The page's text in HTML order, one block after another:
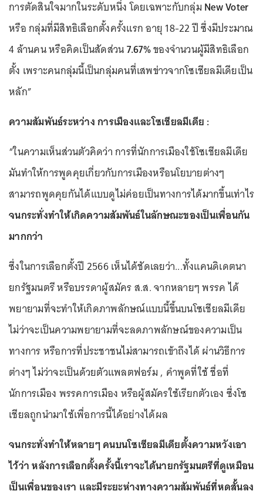
การตัดสินใจมากในระดับหนึ่ง โดยเฉพาะกับกลุ่ม New Voter
หรือ กลุ่มที่มีสิทธิเลือกตั้งครั้งแรก อายุ 18-22 ปี ซึ่งมีประมาณ
4 ล้านคน หรือคิดเป็นสัดส่วน7.67%ของจำนวนผู้มีสิทธิเลือก
ตั้ง เพราะคนกลุ่มนี้เป็นกลุ่มคนที่เสพข่าวจากโซเชียลมีเดียเป็น
หลัก”
ความสัมพันธ์ระหว่าง การเมืองและโซเชียลมีเดีย :
“ในความเห็นส่วนตัวคิดว่า การที่นักการเมืองใช้โซเชียลมีเดีย
มันทำให้การพูดคุยเกี่ยวกับการเมืองหรือนโยบายต่างๆ
สามารถพูดคุยกันได้แบบดูไม่ค่อยเป็นทางการได้มากขึ้นเท่าไร
จนกระทั่งทำให้เกิดความสัมพันธ์ในลักษณะของเป็นเพื่อนกัน
มากกว่า
ซึ่งในการเลือกตั้งปี 2566 เห็นได้ชัดเลยว่า...ทั้งแคนดิเดตนา
ยกรัฐมนตรี หรือบรรดาผู้สมัคร ส.ส. จากหลายๆ พรรค ได้
พยายามที่จะทำให้เกิดภาพลักษณ์แบบนี้ขึ้นบนโซเชียลมีเดีย
ไม่ว่าจะเป็นความพยายามที่จะลดภาพลักษณ์ของความเป็น
ทางการ หรือการที่ประชาชนไม่สามารถเข้าถึงได้ ผ่านวิธีการ
ต่างๆ ไม่ว่าจะเป็นด้วยตัวแพลตฟอร์ม , คำพูดที่ใช้ ชื่อที่
นักการเมือง พรรคการเมือง หรือผู้สมัครใช้เรียกตัวเอง ซึ่งโซ
เชียลถูกนำมาใช้เพื่อการนี้ได้อย่างได้ผล
จนกระทั่งทำให้หลายๆ คนบนโซเชียลมีเดียตั้งความหวังเอา
ไว้ว่า หลังการเลือกตั้งครั้งนี้เราจะได้นายกรัฐมนตรีที่ดูเหมือน
เป็นเพื่อนของเรา และมีระยะห่างทางความสัมพันธ์ที่หดสั้นลง